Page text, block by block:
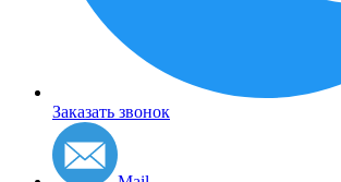
Заказать звонок